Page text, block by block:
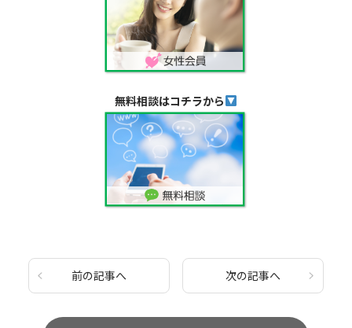
無料相談はコチラから
前の記事へ 次の記事へ